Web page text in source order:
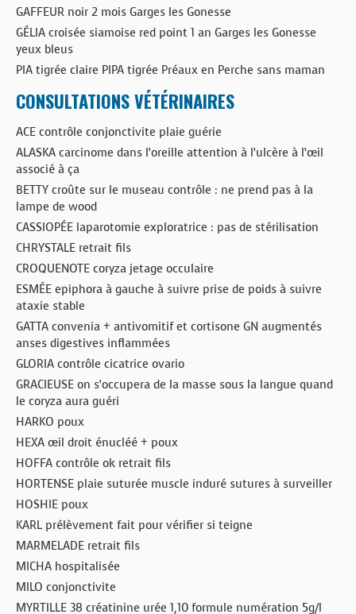
GAFFEUR noir 2 mois Garges les Gonesse
GÉLIA croisée siamoise red point 1 an Garges les Gonesse
yeux bleus
PIA tigrée claire PIPA tigrée Préaux en Perche sans maman
CONSULTATIONS VÉTÉRINAIRES
ACE contrôle conjonctivite plaie guérie
ALASKA carcinome dans l’oreille attention à l’ulcère à l’œil
associé à ça
BETTY croûte sur le museau contrôle : ne prend pas à la
lampe de wood
CASSIOPÉE laparotomie exploratrice : pas de stérilisation
CHRYSTALE retrait fils
CROQUENOTE coryza jetage occulaire
ESMÉE epiphora à gauche à suivre prise de poids à suivre
ataxie stable
GATTA convenia + antivomitif et cortisone GN augmentés
anses digestives inflammées
GLORIA contrôle cicatrice ovario
GRACIEUSE on s’occupera de la masse sous la langue quand
le coryza aura guéri
HARKO poux
HEXA œil droit énucléé + poux
HOFFA contrôle ok retrait fils
HORTENSE plaie suturée muscle induré sutures à surveiller
HOSHIE poux
KARL prélèvement fait pour vérifier si teigne
MARMELADE retrait fils
MICHA hospitalisée
MILO conjonctivite
MYRTILLE 38 créatinine urée 1,10 formule numération 5g/l